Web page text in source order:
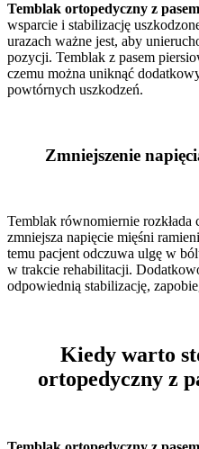
Temblak ortopedyczny z
wsparcie i stabilizację
urazach ważne jest, aby
pozycji. Temblak z pasem
czemu można uniknąć
powtórnych uszkodzeń.
Zmniejszenie
Temblak równomiernie rozkłada
zmniejsza napięcie mięśni
temu pacjent odczuwa ulgę w
w trakcie rehabilitacji.
odpowiednią stabilizację,
Kiedy warto
ortopedyczny z